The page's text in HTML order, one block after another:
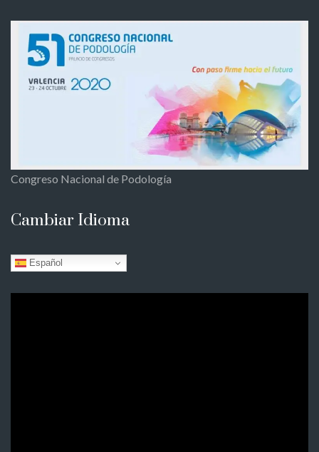
Congreso Nacional de Podología
Cambiar Idioma
Español